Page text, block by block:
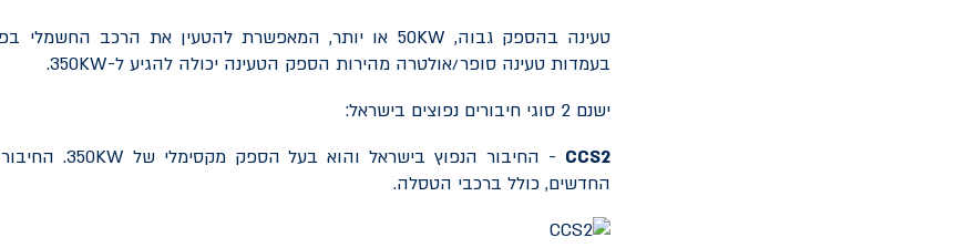
טעינה בהספק גבוה, 50KW או יותר, המאפשרת להטעין את הרכב החשמלי
בעמדות טעינה סופר/אולטרה מהירות הספק הטעינה יכולה להגיע ל-350KW
.
ישנם 2 סוגי חיבורים נפוצים בישראל:
CCS2 - החיבור הנפוץ בישראל והוא בעל הספק מקסימלי של 350KW
.
החדשים, כולל ברכבי הטסלה.